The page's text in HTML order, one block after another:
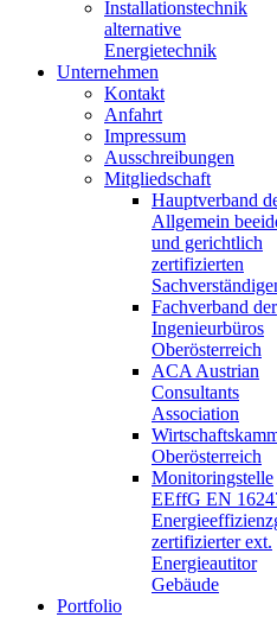
Installationstechnik
alternative
Energietechnik
Unternehmen
Kontakt
Anfahrt
Impressum
Ausschreibungen
Mitgliedschaft
Hauptverband
Allgemein
und gerichtlich
zertifizierten
Fachverband der
Ingenieurbüros
Oberösterreich
ACA Austrian
Consultants
Association
Oberösterreich
Monitoringstelle
EEffG EN
zertifizierter ext.
Energieautitor
Gebäude
Portfolio